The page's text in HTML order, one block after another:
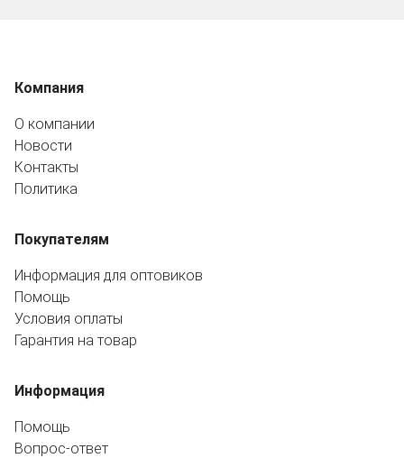
Компания
О компании
Новости
Контакты
Политика
Покупателям
Информация для оптовиков
Помощь
Условия оплаты
Гарантия на товар
Информация
Помощь
Вопрос-ответ